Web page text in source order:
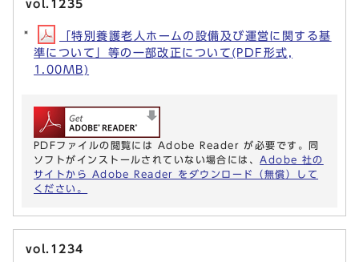
vol.1235
「特別養護老人ホームの設備及び運営に関する基
準について」等の一部改正について(PDF形式,
1.00MB)
PDFファイルの閲覧には Adobe Reader が必要です。同
ソフトがインストールされていない場合には、 Adobe 社の
サイトから Adobe Reader をダウンロード（無償）して
ください。
vol.1234